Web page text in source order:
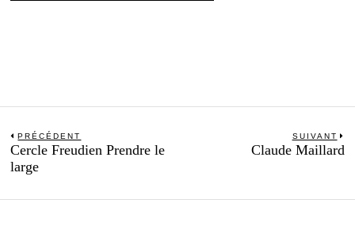
Navigation
de
l’article
PRÉCÉDENT
Previous
post:
Cercle Freudien Prendre le
large
SUIVANT
Claude Maillard